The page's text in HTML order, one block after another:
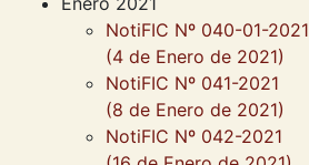
NotiFIC Nº 040-01-2021
(4 de Enero de 2021)
NotiFIC Nº 041-2021
(8 de Enero de 2021)
NotiFIC Nº 042-2021